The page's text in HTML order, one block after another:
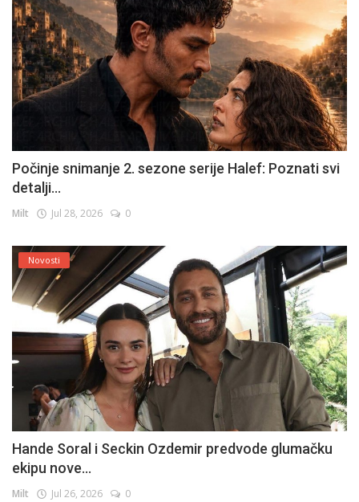
Počinje snimanje 2. sezone serije Halef: Poznati svi
detalji...
Milt Jul 28, 2026 0
Novosti
Hande Soral i Seckin Ozdemir predvode glumačku
ekipu nove...
Milt Jul 26, 2026 0